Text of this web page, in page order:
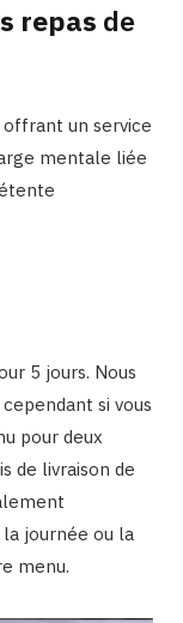
repas de
un service
mentale liée
5 jours. Nous
si vous
pour deux
de livraison de
journée ou la
menu.